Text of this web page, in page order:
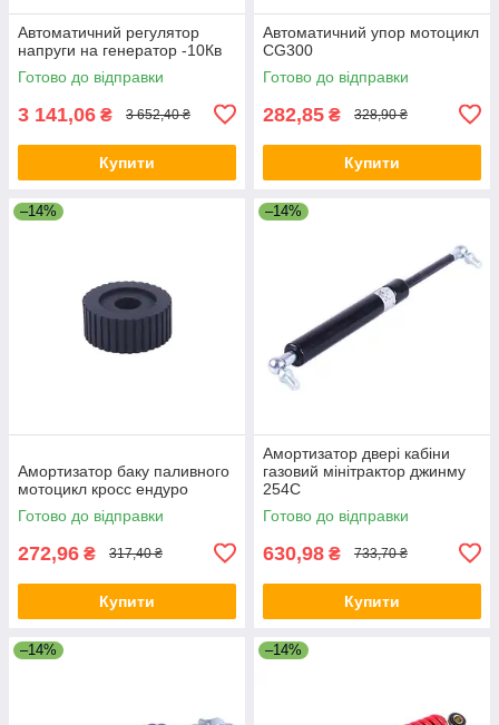
Автоматичний регулятор
напруги на генератор -10Кв
Готово до відправки
3 141,06 ₴ 3 652,40 ₴
Купити
Автоматичний упор мотоцикл
CG300
Готово до відправки
282,85 ₴ 328,90 ₴
Купити
–14%
Амортизатор баку паливного
мотоцикл кросс ендуро
Готово до відправки
272,96 ₴ 317,40 ₴
Купити
–14%
Амортизатор двері кабіни
газовий мінітрактор джинму
254C
Готово до відправки
630,98 ₴ 733,70 ₴
Купити
–14% –14%